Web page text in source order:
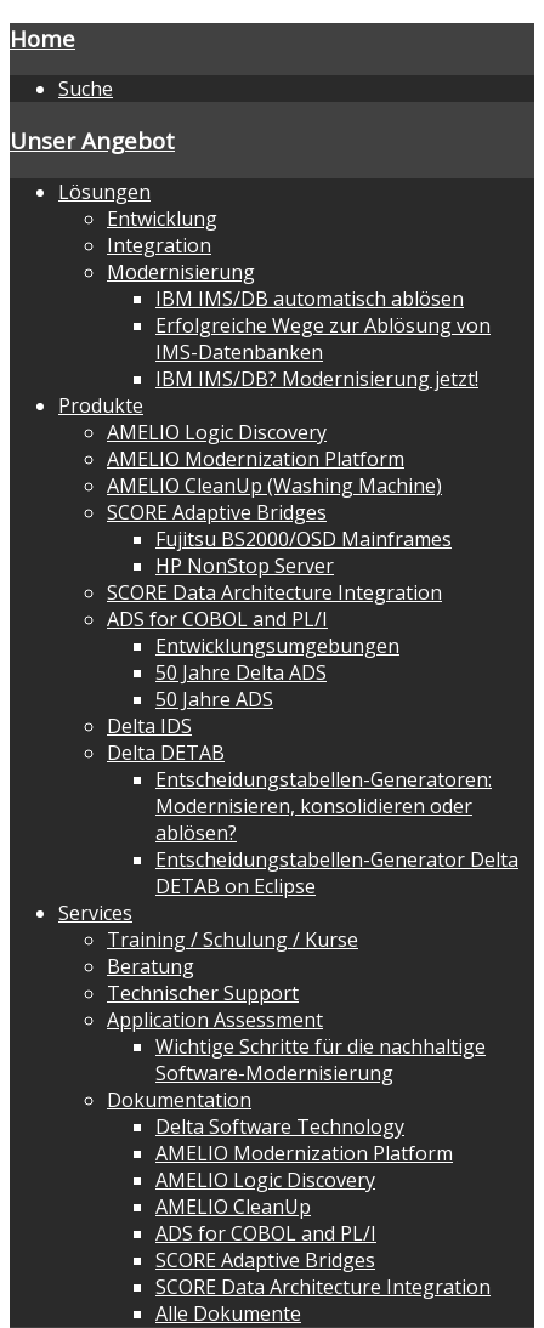
Home
Suche
Unser Angebot
Lösungen
Entwicklung
Integration
Modernisierung
IBM IMS/DB automatisch ablösen
Erfolgreiche Wege zur Ablösung von
IMS-Datenbanken
IBM IMS/DB? Modernisierung jetzt!
Produkte
AMELIO Logic Discovery
AMELIO Modernization Platform
AMELIO CleanUp (Washing Machine)
SCORE Adaptive Bridges
Fujitsu BS2000/OSD Mainframes
HP NonStop Server
SCORE Data Architecture Integration
ADS for COBOL and PL/I
Entwicklungsumgebungen
50 Jahre Delta ADS
50 Jahre ADS
Delta IDS
Delta DETAB
Entscheidungstabellen-Generatoren:
Modernisieren, konsolidieren oder
ablösen?
Entscheidungstabellen-Generator Delta
DETAB on Eclipse
Services
Training / Schulung / Kurse
Beratung
Technischer Support
Application Assessment
Wichtige Schritte für die nachhaltige
Software-Modernisierung
Dokumentation
Delta Software Technology
AMELIO Modernization Platform
AMELIO Logic Discovery
AMELIO CleanUp
ADS for COBOL and PL/I
SCORE Adaptive Bridges
SCORE Data Architecture Integration
Alle Dokumente